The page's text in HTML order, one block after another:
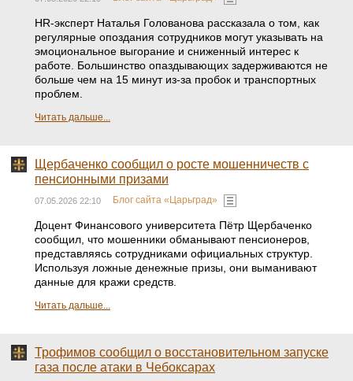
HR-эксперт Наталья Голованова рассказала о том, как
регулярные опоздания сотрудников могут указывать на
эмоциональное выгорание и сниженный интерес к
работе. Большинство опаздывающих задерживаются не
больше чем на 15 минут из-за пробок и транспортных
проблем.
Читать дальше...
Щербаченко сообщил о росте мошенничеств с
пенсионными призами
07.05.2026 22:10 Блог сайта «Царьград»
Доцент Финансового университета Пётр Щербаченко
сообщил, что мошенники обманывают пенсионеров,
представляясь сотрудниками официальных структур.
Используя ложные денежные призы, они выманивают
данные для кражи средств.
Читать дальше...
Трофимов сообщил о восстановительном запуске
газа после атаки в Чебоксарах